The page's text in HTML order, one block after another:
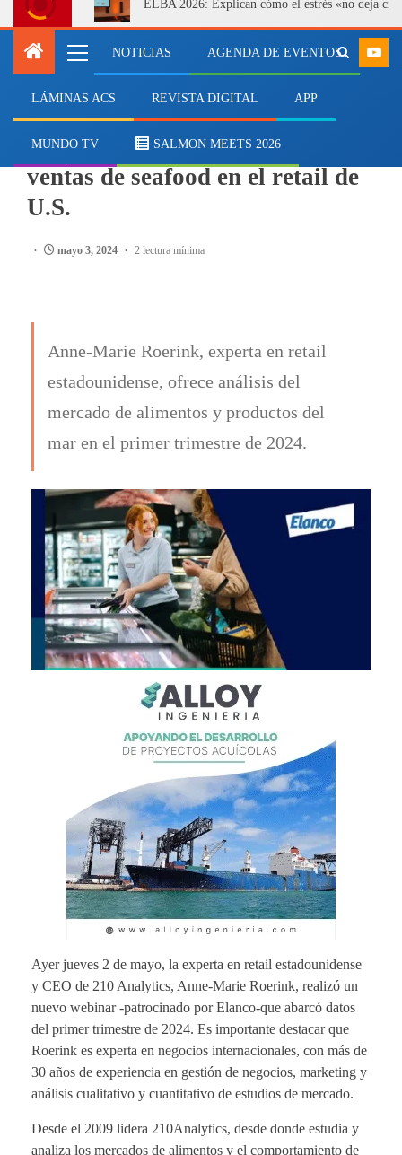
ELBA 2026: Explican cómo el estrés «no deja
NOTICIAS AGENDA DE EVENTOS
LÁMINAS ACS REVISTA DIGITAL APP
MUNDO TV SALMON MEETS 2026
Salmón sigue liderando las
ventas de seafood en el retail de
U.S.
mayo 3, 2024 2 lectura mínima
Anne-Marie Roerink, experta en retail
estadounidense, ofrece análisis del
mercado de alimentos y productos del
mar en el primer trimestre de 2024.
Ayer jueves 2 de mayo, la experta en retail estadounidense
y CEO de 210 Analytics, Anne-Marie Roerink, realizó un
nuevo webinar -patrocinado por Elanco-que abarcó datos
del primer trimestre de 2024. Es importante destacar que
Roerink es experta en negocios internacionales, con más de
30 años de experiencia en gestión de negocios, marketing y
análisis cualitativo y cuantitativo de estudios de mercado.
Desde el 2009 lidera 210Analytics, desde donde estudia y
analiza los mercados de alimentos y el comportamiento de